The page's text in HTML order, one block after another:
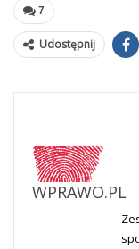
7
Udostępnij
WPRAWO.PL